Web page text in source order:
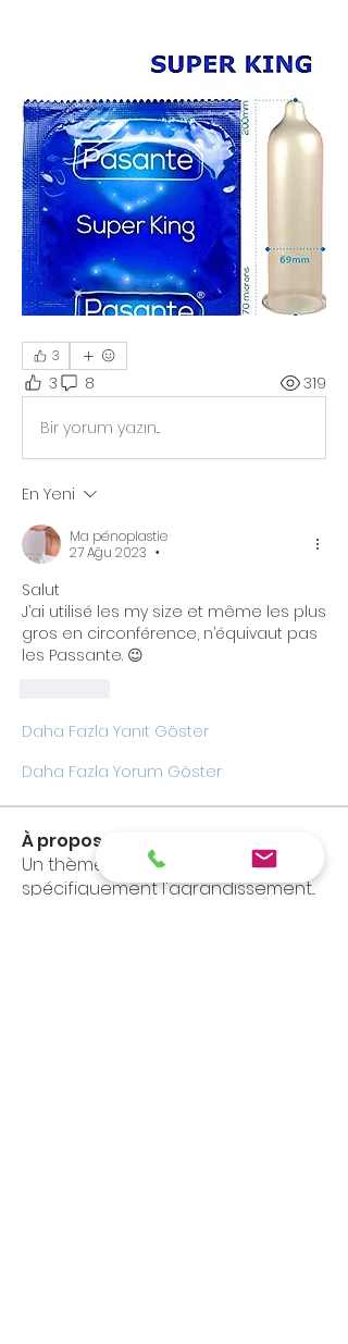
3
3 8 319
Bir yorum yazın...
En Yeni
Ma pénoplastie
27 Ağu 2023
•
Salut
J’ai utilisé les my size et même les plus
gros en circonférence, n’équivaut pas
les Passante. 😉
Daha Fazla Yanıt Göster
Daha Fazla Yorum Göster
À propos
Un thème qui ne concerne pas
spécifiquement l'agrandissement...